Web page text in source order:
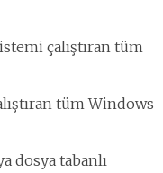
çalıştıran tüm
tüm Windows
dosya tabanlı